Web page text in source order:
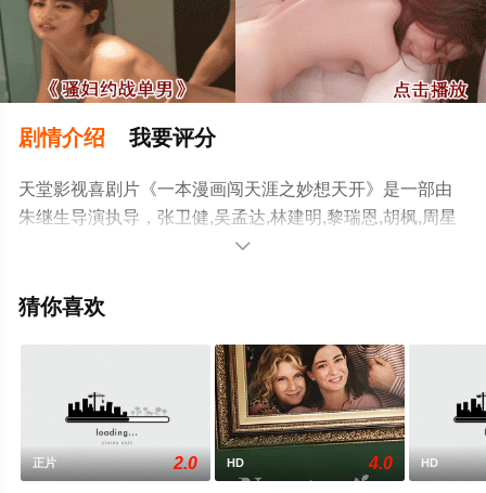
剧情介绍 我要评分
天堂影视喜剧片《一本漫画闯天涯之妙想天开》是一部由
朱继生导演执导，张卫健,吴孟达,林建明,黎瑞恩,胡枫,周星
驰等演员精彩演绎的中国香港电影，手机免费观看高清无
步至豆瓣电影、电视猫或剧情网等平台了解。

猜你喜欢
正片 2.0 HD 4.0 HD